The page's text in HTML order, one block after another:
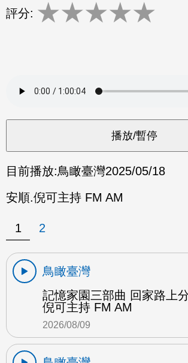
評分: ★★★★★
目前播放:鳥瞰臺灣2025/05/18
安順.倪可主持 FM AM
1 2
鳥瞰臺灣
記憶家園三部曲 回家路上
倪可主持 FM AM
2026/08/09